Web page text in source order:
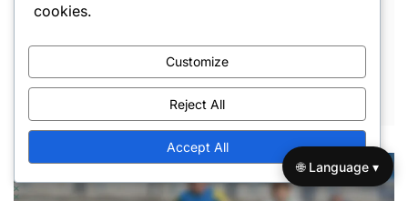
Développement de la jeunesse, Lutte
personnelle
MAR 3, 2026
cookies.
Customize
Reject All
Accept All
🌐 Language ▾